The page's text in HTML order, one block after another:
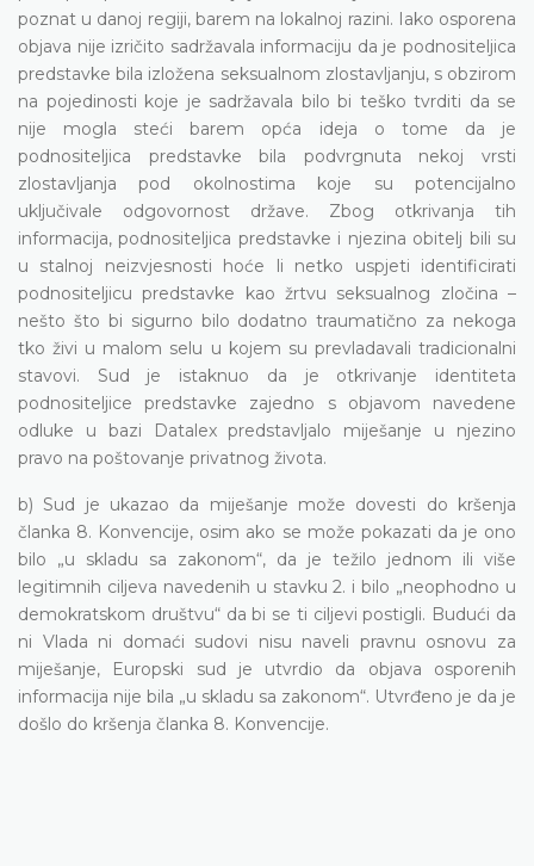
poznat u danoj regiji, barem na lokalnoj razini. Iako osporena
objava nije izričito sadržavala informaciju da je podnositeljica
predstavke bila izložena seksualnom zlostavljanju, s obzirom
na pojedinosti koje je sadržavala bilo bi teško tvrditi da se
nije mogla steći barem opća ideja o tome da je
podnositeljica predstavke bila podvrgnuta nekoj vrsti
zlostavljanja pod okolnostima koje su potencijalno
uključivale odgovornost države. Zbog otkrivanja tih
informacija, podnositeljica predstavke i njezina obitelj bili su
u stalnoj neizvjesnosti hoće li netko uspjeti identificirati
podnositeljicu predstavke kao žrtvu seksualnog zločina –
nešto što bi sigurno bilo dodatno traumatično za nekoga
tko živi u malom selu u kojem su prevladavali tradicionalni
stavovi. Sud je istaknuo da je otkrivanje identiteta
podnositeljice predstavke zajedno s objavom navedene
odluke u bazi Datalex predstavljalo miješanje u njezino
pravo na poštovanje privatnog života.
b) Sud je ukazao da miješanje može dovesti do kršenja
članka 8. Konvencije, osim ako se može pokazati da je ono
bilo „u skladu sa zakonom“, da je težilo jednom ili više
legitimnih ciljeva navedenih u stavku 2. i bilo „neophodno u
demokratskom društvu“ da bi se ti ciljevi postigli. Budući da
ni Vlada ni domaći sudovi nisu naveli pravnu osnovu za
miješanje, Europski sud je utvrdio da objava osporenih
informacija nije bila „u skladu sa zakonom“. Utvrđeno je da je
došlo do kršenja članka 8. Konvencije.